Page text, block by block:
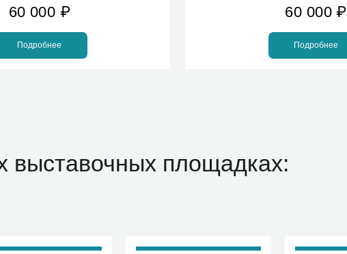
60 000 ₽
Подробнее
60 000 ₽
Подробнее
площадках: